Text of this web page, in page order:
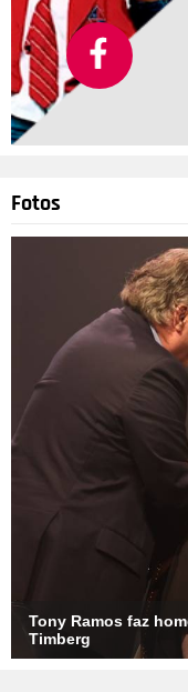
Fotos
Tony Ramos faz
Timberg